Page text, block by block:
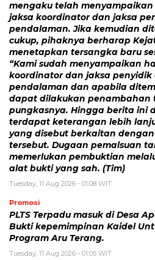
mengaku telah
jaksa koordinator dan jaksa
pendalaman. Jika kemudian
cukup, pihaknya berharap
menetapkan tersangka baru
“Kami sudah menyampaikan
koordinator dan jaksa
pendalaman dan apabila
dapat dilakukan penambahan
pungkasnya. Hingga berita ini
terdapat keterangan lebih
yang disebut berkaitan
tersebut. Dugaan pemalsuan
memerlukan pembuktian
alat bukti yang sah. (Tim)
Tuesday, 11 Aug 2026 - 01:08 WIT
Promosi
PLTS Terpadu masuk di Desa
Bukti kepemimpinan Kaidel
Program Aru Terang.
Tuesday, 11 Aug 2026 - 01:05 WIT